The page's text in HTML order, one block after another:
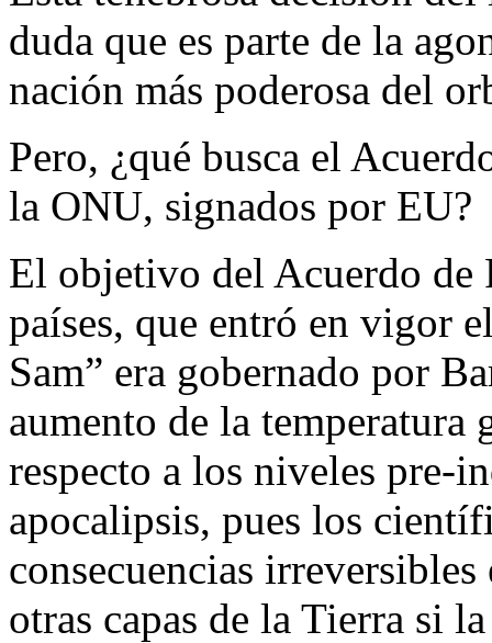
duda que es parte de la
nación más poderosa del
Pero, ¿qué busca el
la ONU, signados por EU?
El objetivo del Acuerdo de
países, que entró en vigor
Sam” era gobernado por
aumento de la temperatura
respecto a los niveles pre-
apocalipsis, pues los
consecuencias
otras capas de la Tierra si